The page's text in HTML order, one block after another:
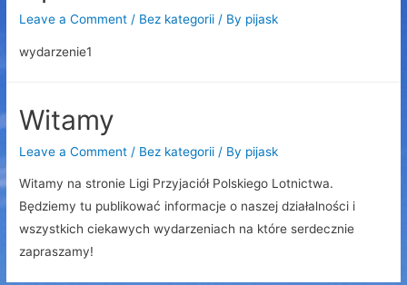
Leave a Comment / Bez kategorii / By pijask
wydarzenie1
Witamy
Leave a Comment / Bez kategorii / By pijask
Witamy na stronie Ligi Przyjaciół Polskiego Lotnictwa.
Będziemy tu publikować informacje o naszej działalności i
wszystkich ciekawych wydarzeniach na które serdecznie
zapraszamy!